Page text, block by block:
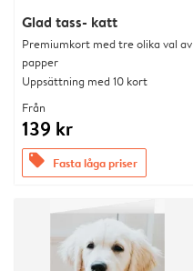
Glad tass- katt
Premiumkort med tre olika val av
papper
Uppsättning med 10 kort
Från
139 kr
offers Fasta låga priser